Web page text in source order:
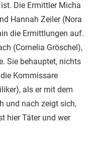
Die Ermittler Micha
Hannah Zeiler (Nora
die Ermittlungen auf.
(Cornelia Gröschel),
Sie behauptet, nichts
Kommissare
als er mit dem
und nach zeigt sich,
hier Täter und wer